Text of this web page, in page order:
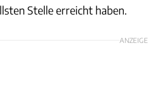
Stelle erreicht haben.
ANZEIGE